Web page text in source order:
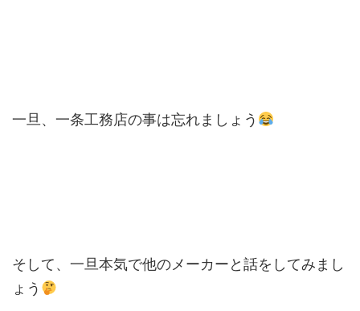
一旦、一条工務店の事は忘れましょう
そして、一旦本気で他のメーカーと話をしてみまし
ょう